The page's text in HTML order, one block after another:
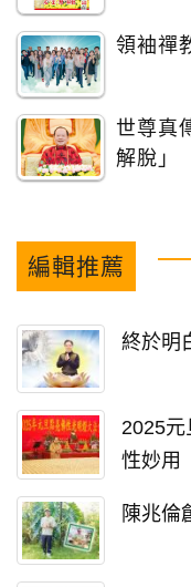
領袖禪
世尊真
解脫」
編輯推薦
終於明
2025
性妙用
陳兆